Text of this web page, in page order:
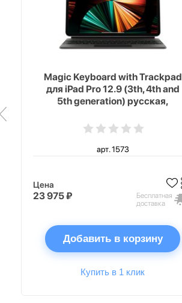
Magic Keyboard with Trackpad
для iPad Pro 12.9 (3th, 4th and
5th generation) русская,
арт. 1573
Цена
23 975 ₽
Бесплатная
доставка
Добавить в корзину
Купить в 1 клик